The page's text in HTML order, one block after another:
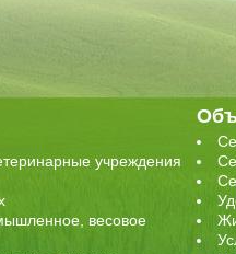
учреждения
весовое